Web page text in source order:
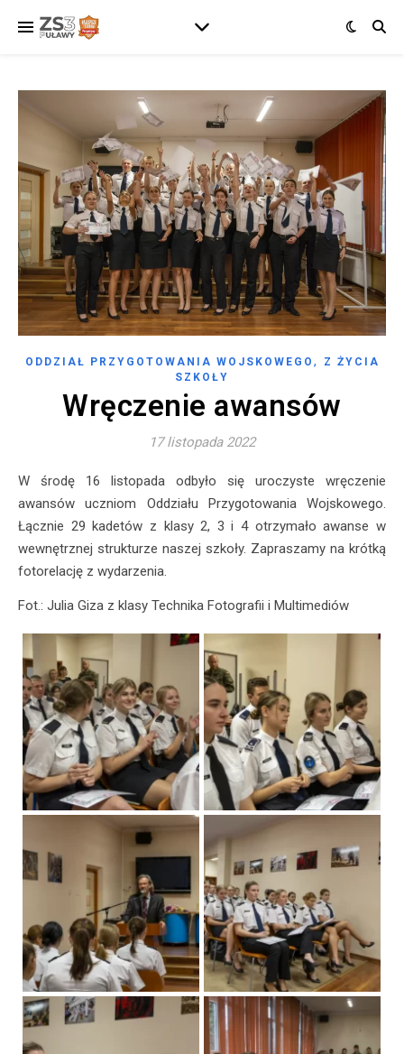
ODDZIAŁ PRZYGOTOWANIA WOJSKOWEGO ,
Z ŻYCIA
SZKOŁY
Wręczenie awansów
17 listopada 2022
W środę 16 listopada odbyło się uroczyste wręczenie
awansów uczniom Oddziału Przygotowania Wojskowego.
Łącznie 29 kadetów z klasy 2, 3 i 4 otrzymało awanse w
wewnętrznej strukturze naszej szkoły. Zapraszamy na krótką
fotorelację z wydarzenia.
Fot.: Julia Giza z klasy Technika Fotografii i Multimediów